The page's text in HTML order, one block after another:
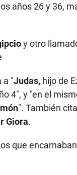
años 26 y 36,
y otro
a "Judas, hijo de
4", y "en el
". También
Giora.
que